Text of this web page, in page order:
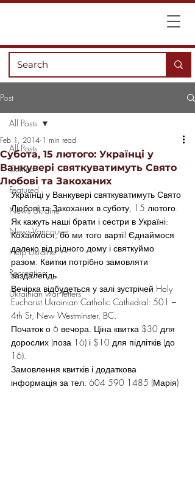
Post
All Posts
Culture
Featured
News Ukraine
News Vancouver
Help Ukraine
Recreation
Ukrainian war letters
All Posts
Субота, 15 лютого: Українці у
Ванкувері святкуватимуть Свято
Любові та Закоханих
Feb 1, 2014 1 min read
Українці у Ванкувері святкуватимуть Свято
Любові та Закоханих в суботу, 15 лютого.
Як кажуть наші брати і сестри в Україні:
Кохаймося, бо ми того варті! Єднаймося
далеко від рідного дому і святкуймо
разом. Квитки потрібно замовляти
заздалегідь.
Вечірка відбудеться у залі зустрічей Holy
Eucharist Ukrainian Catholic Cathedral: 501 –
4th St, New Westminster, BC.
Початок о 6 вечора. Ціна квитка $30 для
дорослих (поза 16) і $10 для підлітків (до
16).
Замовлення квитків і додаткова
інформація за тел. 604 590 1485 (Марія)